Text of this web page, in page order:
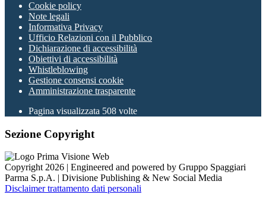
Cookie policy
Note legali
Informativa Privacy
Ufficio Relazioni con il Pubblico
Dichiarazione di accessibilità
Obiettivi di accessibilità
Whistleblowing
Gestione consensi cookie
Amministrazione trasparente
Pagina visualizzata 508 volte
Sezione Copyright
Copyright 2026 | Engineered and powered by Gruppo Spaggiari
Parma S.p.A. | Divisione Publishing & New Social Media
Disclaimer trattamento dati personali